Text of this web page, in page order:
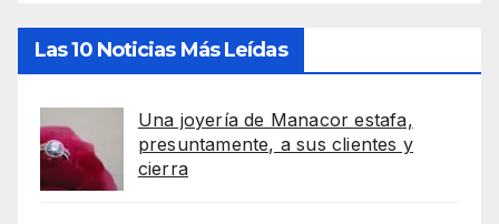
Las 10 Noticias Más Leídas
Una joyería de Manacor estafa,
presuntamente, a sus clientes y
cierra